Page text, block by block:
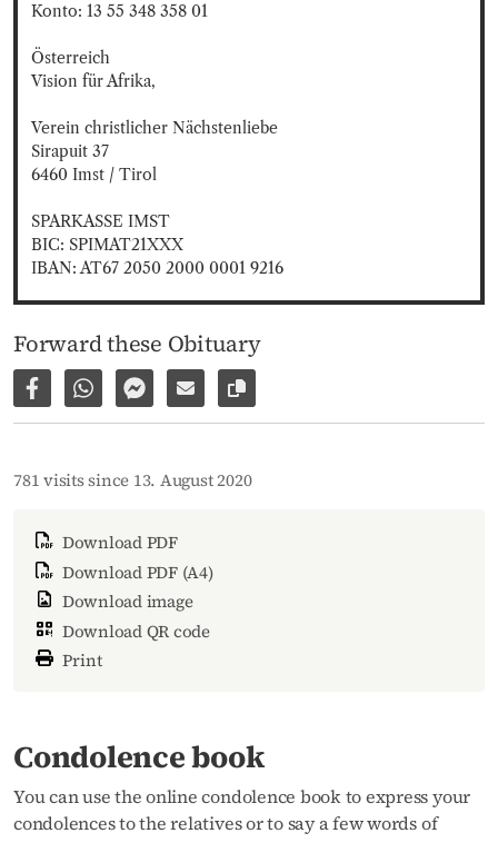
Konto: 13 55 348 358 01
Österreich
Vision für Afrika,
Verein christlicher Nächstenliebe
Sirapuit 37
6460 Imst / Tirol​
SPARKASSE IMST
BIC: SPIMAT21XXX
IBAN: AT67 2050 2000 0001 9216
Forward these Obituary
Share on Facebook
Share via WhatsApp
Share via Facebook Messenger
Share via E-Mail
Copy link to page
781 visits since 13. August 2020
Download PDF
Download PDF (A4)
Download image
Download QR code
Print
Condolence book
You can use the online condolence book to express your
condolences to the relatives or to say a few words of